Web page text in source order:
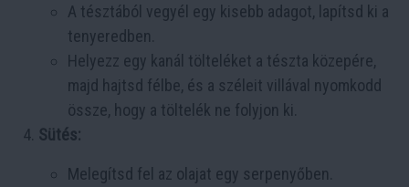
A tésztából vegyél egy kisebb adagot, lapítsd ki a
tenyeredben.
Helyezz egy kanál tölteléket a tészta közepére,
majd hajtsd félbe, és a széleit villával nyomkodd
össze, hogy a töltelék ne folyjon ki.
Sütés:
Melegítsd fel az olajat egy serpenyőben.